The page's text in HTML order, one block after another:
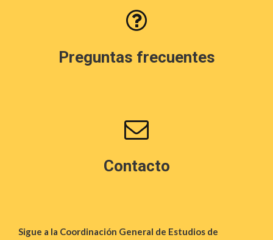
Preguntas frecuentes
Contacto
Sigue a la Coordinación General de Estudios de